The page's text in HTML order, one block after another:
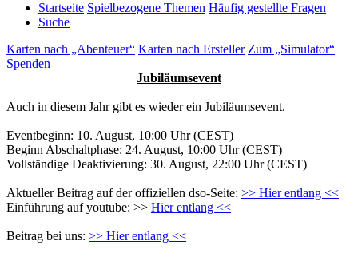
Startseite Spielbezogene Themen Häufig gestellte Fragen
Suche
Karten nach „Abenteuer“ Karten nach Ersteller Zum „Simulator“
Spenden
Jubiläumsevent
Auch in diesem Jahr gibt es wieder ein Jubiläumsevent.
Eventbeginn: 10. August, 10:00 Uhr (CEST)
Beginn Abschaltphase: 24. August, 10:00 Uhr (CEST)
Vollständige Deaktivierung: 30. August, 22:00 Uhr (CEST)
Aktueller Beitrag auf der offiziellen dso-Seite: >> Hier entlang <<
Einführung auf youtube: >> Hier entlang <<
Beitrag bei uns: >> Hier entlang <<